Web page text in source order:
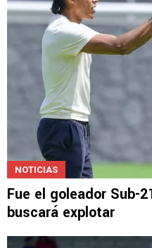
NOTICIAS
Fue el goleador Sub-
buscará explotar